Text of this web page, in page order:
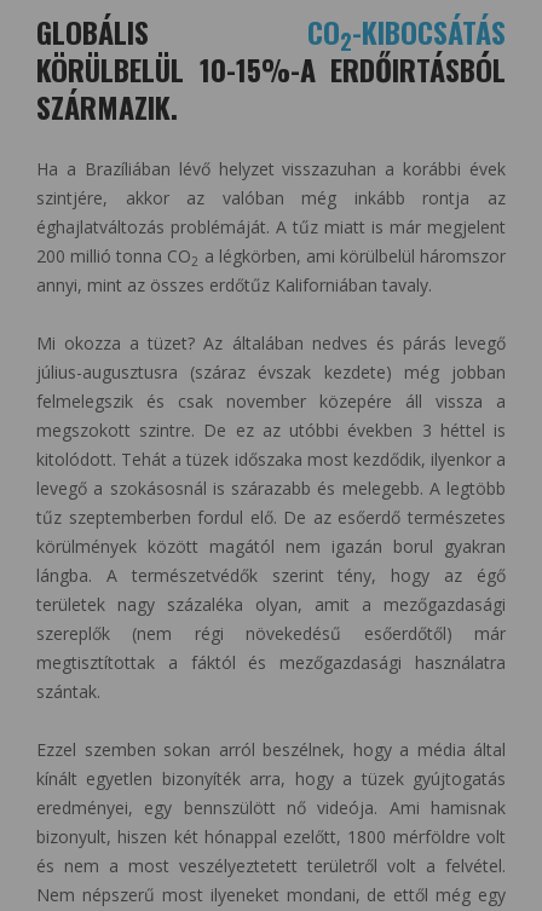
GLOBÁLIS CO2-KIBOCSÁTÁS
KÖRÜLBELÜL 10-15%-A ERDŐIRTÁSBÓL
SZÁRMAZIK.
Ha a Brazíliában lévő helyzet visszazuhan a korábbi évek
szintjére, akkor az valóban még inkább rontja az
éghajlatváltozás problémáját. A tűz miatt is már megjelent
200 millió tonna CO2 a légkörben, ami körülbelül háromszor
annyi, mint az összes erdőtűz Kaliforniában tavaly.
Mi okozza a tüzet? Az általában nedves és párás levegő
július-augusztusra (száraz évszak kezdete) még jobban
felmelegszik és csak november közepére áll vissza a
megszokott szintre. De ez az utóbbi években 3 héttel is
kitolódott. Tehát a tüzek időszaka most kezdődik, ilyenkor a
levegő a szokásosnál is szárazabb és melegebb. A legtöbb
tűz szeptemberben fordul elő. De az esőerdő természetes
körülmények között magától nem igazán borul gyakran
lángba. A természetvédők szerint tény, hogy az égő
területek nagy százaléka olyan, amit a mezőgazdasági
szereplők (nem régi növekedésű esőerdőtől) már
megtisztítottak a fáktól és mezőgazdasági használatra
szántak.
Ezzel szemben sokan arról beszélnek, hogy a média által
kínált egyetlen bizonyíték arra, hogy a tüzek gyújtogatás
eredményei, egy bennszülött nő videója. Ami hamisnak
bizonyult, hiszen két hónappal ezelőtt, 1800 mérföldre volt
és nem a most veszélyeztetett területről volt a felvétel.
Nem népszerű most ilyeneket mondani, de ettől még egy